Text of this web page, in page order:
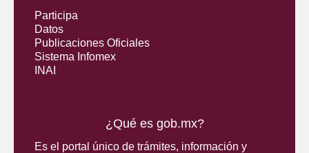
Participa
Datos
Publicaciones Oficiales
Sistema Infomex
INAI
¿Qué es gob.mx?
Es el portal único de trámites, información y